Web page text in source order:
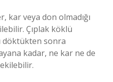
kar veya don olmadığı
Çıplak köklü
döktükten sonra
kadar, ne kar ne de